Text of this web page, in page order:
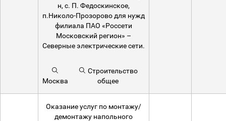
н, с. П. Федоскинское,
п.Николо-Прозорово для нужд
филиала ПАО «Россети
Московский регион» –
Северные электрические сети.
Москва
Строительство
общее
Оказание услуг по монтажу/
демонтажу напольного